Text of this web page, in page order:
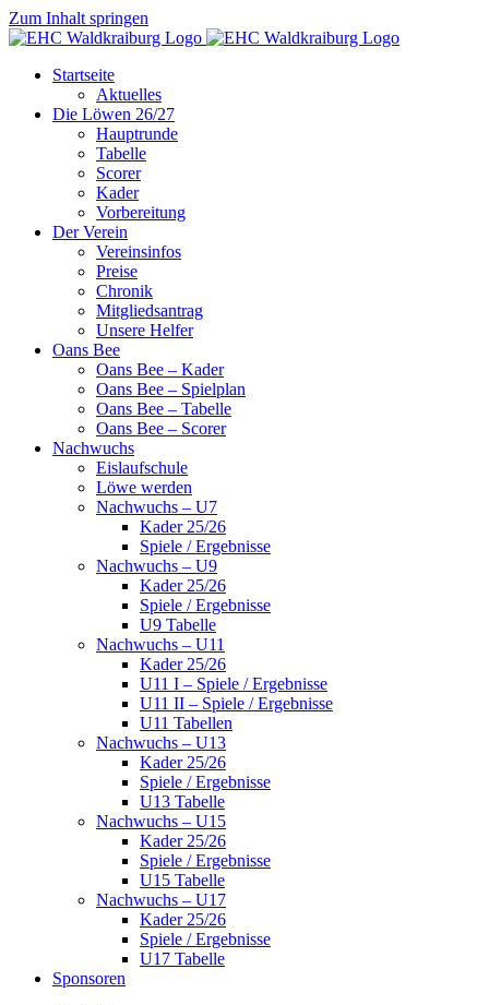
Zum Inhalt springen
Startseite
Aktuelles
Die Löwen 26/27
Hauptrunde
Tabelle
Scorer
Kader
Vorbereitung
Der Verein
Vereinsinfos
Preise
Chronik
Mitgliedsantrag
Unsere Helfer
Oans Bee
Oans Bee – Kader
Oans Bee – Spielplan
Oans Bee – Tabelle
Oans Bee – Scorer
Nachwuchs
Eislaufschule
Löwe werden
Nachwuchs – U7
Kader 25/26
Spiele / Ergebnisse
Nachwuchs – U9
Kader 25/26
Spiele / Ergebnisse
U9 Tabelle
Nachwuchs – U11
Kader 25/26
U11 I – Spiele / Ergebnisse
U11 II – Spiele / Ergebnisse
U11 Tabellen
Nachwuchs – U13
Kader 25/26
Spiele / Ergebnisse
U13 Tabelle
Nachwuchs – U15
Kader 25/26
Spiele / Ergebnisse
U15 Tabelle
Nachwuchs – U17
Kader 25/26
Spiele / Ergebnisse
U17 Tabelle
Sponsoren